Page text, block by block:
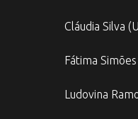
Cláudia Silva
Fátima
Ludovina